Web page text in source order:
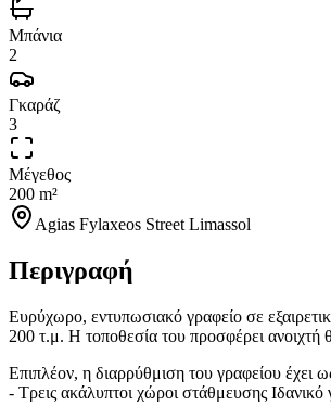
Μπάνια
2
Γκαράζ
3
Μέγεθος
200 m²
Agias Fylaxeos Street Limassol
Περιγραφή
Ευρύχωρο, εντυπωσιακό γραφείο σε
200 τ.μ. Η τοποθεσία του προσφέρει ανοιχτή
Επιπλέον, η διαρρύθμιση του γραφείου
- Τρεις ακάλυπτοι χώροι στάθμευσης Ιδανικό